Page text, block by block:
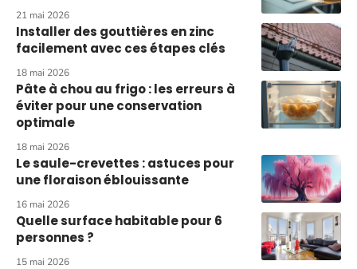
21 mai 2026
Installer des gouttières en zinc
facilement avec ces étapes clés
18 mai 2026
Pâte à chou au frigo : les erreurs à
éviter pour une conservation
optimale
18 mai 2026
Le saule-crevettes : astuces pour
une floraison éblouissante
16 mai 2026
Quelle surface habitable pour 6
personnes ?
15 mai 2026